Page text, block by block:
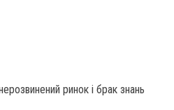
ринок і брак знань